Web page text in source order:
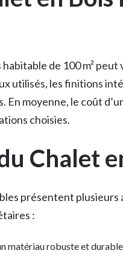
habitable de 100 m²
utilisés, les finitions
En moyenne, le coût
choisies.
Chalet
présentent
:
matériau robuste et